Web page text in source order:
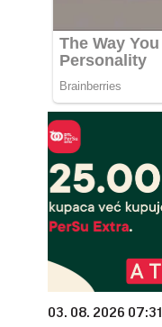
03. 08. 2026 07:31